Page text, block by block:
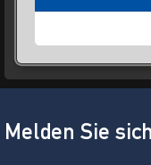
Melden Sie